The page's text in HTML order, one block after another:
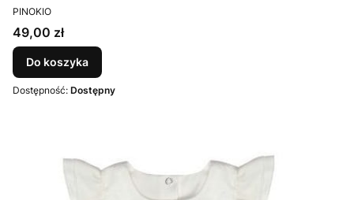
PRODUCENT
PINOKIO
Cena
49,00 zł
Do koszyka
Dostępność: Dostępny